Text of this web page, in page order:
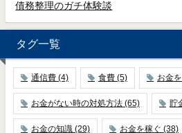
債務整理のガチ体験談
タグ一覧
通信費 (4) 食費 (5) お金
お金がない時の対処方法 (65) 貯
お金の知識 (29) お金を稼ぐ (38)